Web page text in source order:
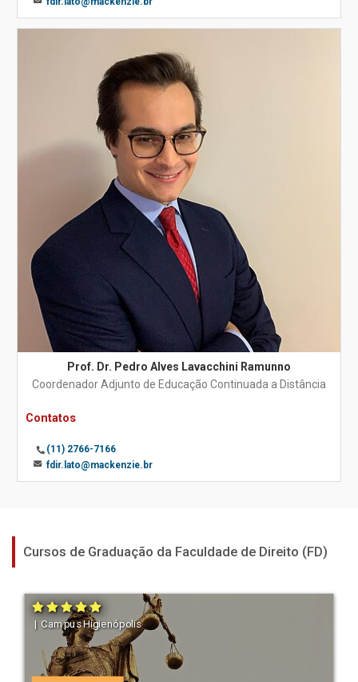
Prof. Dr. Pedro Alves Lavacchini Ramunno
Coordenador Adjunto de Educação Continuada a Distância
Contatos
(11) 2766-7166
fdir.lato@mackenzie.br
Cursos de Graduação da Faculdade de Direito (FD)
| Campus Higienópolis